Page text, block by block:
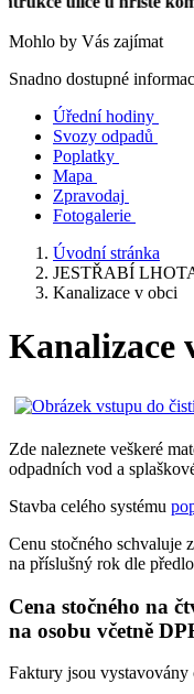
Mohlo by Vás zajímat
Snadno dostupné
Úřední hodiny
Svozy odpadů
Poplatky
Mapa
Zpravodaj
Fotogalerie
Úvodní stránka
JESTŘABÍ
Kanalizace v obci
Kanalizace
Zde naleznete veškeré
odpadních vod a
Stavba celého systému
Cenu stočného schvaluje
na příslušný rok dle
Cena stočného na
na osobu včetně
Faktury jsou vystavovány